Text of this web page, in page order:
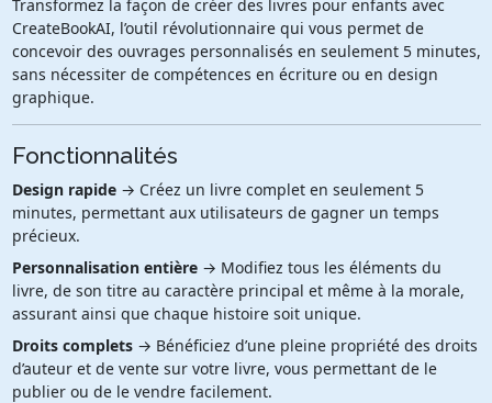
Transformez la façon de créer des livres pour enfants avec
CreateBookAI, l’outil révolutionnaire qui vous permet de
concevoir des ouvrages personnalisés en seulement 5 minutes,
sans nécessiter de compétences en écriture ou en design
graphique.
Fonctionnalités
Design rapide→ Créez un livre complet en seulement 5
minutes, permettant aux utilisateurs de gagner un temps
précieux.
Personnalisation entière→ Modifiez tous les éléments du
livre, de son titre au caractère principal et même à la morale,
assurant ainsi que chaque histoire soit unique.
Droits complets→ Bénéficiez d’une pleine propriété des droits
d’auteur et de vente sur votre livre, vous permettant de le
publier ou de le vendre facilement.